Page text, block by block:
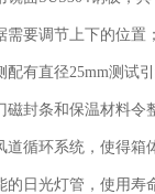
可根据需要
侧配有直径
磁封条和保温材料令
道循环系统，使得箱
的日光灯管，使用寿